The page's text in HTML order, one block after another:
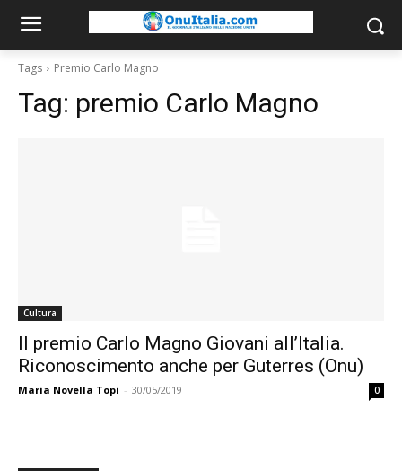
Tags Premio Carlo Magno
Tag: premio Carlo Magno
Cultura
Il premio Carlo Magno Giovani all’Italia.
Riconoscimento anche per Guterres (Onu)
Maria Novella Topi - 30/05/2019 0